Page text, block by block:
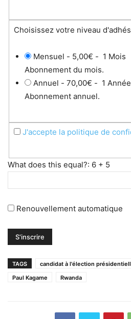
Choisissez votre niveau
Mensuel - 5,00€ - 1 Mois
Abonnement du mois.
Annuel -70,00€ - 1 Année
Abonnement annuel.
J'accepte la politique de
What does this equal?: 6 + 5
Renouvellement automatique
TAGS candidat à l'élection
Paul Kagame
Rwanda